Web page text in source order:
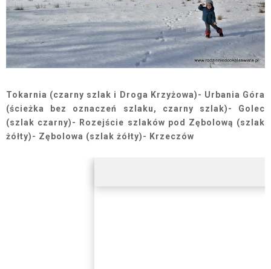
Tokarnia (czarny szlak i Droga Krzyżowa)- Urbania Góra
(ścieżka bez oznaczeń szlaku, czarny szlak)- Golec
(szlak czarny)- Rozejście szlaków pod Zębolową (szlak
żółty)- Zębolowa (szlak żółty)- Krzeczów